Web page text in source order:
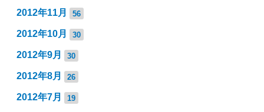
2012年11月 56
2012年10月 30
2012年9月 30
2012年8月 26
2012年7月 19